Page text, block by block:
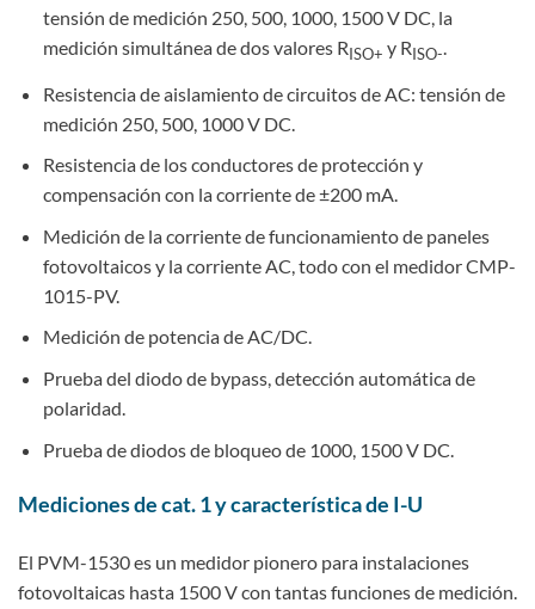
tensión de medición 250, 500, 1000, 1500 V DC, la
medición simultánea de dos valores RISO+ y RISO-
Resistencia de aislamiento de circuitos de AC: tensión de
medición 250, 500, 1000 V DC.
Resistencia de los conductores de protección y
compensación con la corriente de ±200 mA.
Medición de la corriente de funcionamiento de paneles
fotovoltaicos y la corriente AC, todo con el medidor CMP-
1015-PV.
Medición de potencia de AC/DC.
Prueba del diodo de bypass, detección automática de
polaridad.
Prueba de diodos de bloqueo de 1000, 1500 V DC.
Mediciones de cat. 1 y característica de I-U
El PVM-1530 es un medidor pionero para instalaciones
fotovoltaicas hasta 1500 V con tantas funciones de medición.